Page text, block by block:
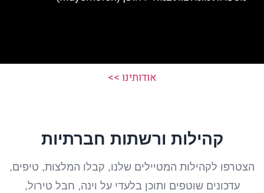
אודותינו >>
קהילות ורשתות חברתיות
הצטרפו לקהילות המטיילים שלנו, קבלו המלצות, טיפים,
עדכונים שוטפים ותוכן בלעדי על וינה, חבל טירול,